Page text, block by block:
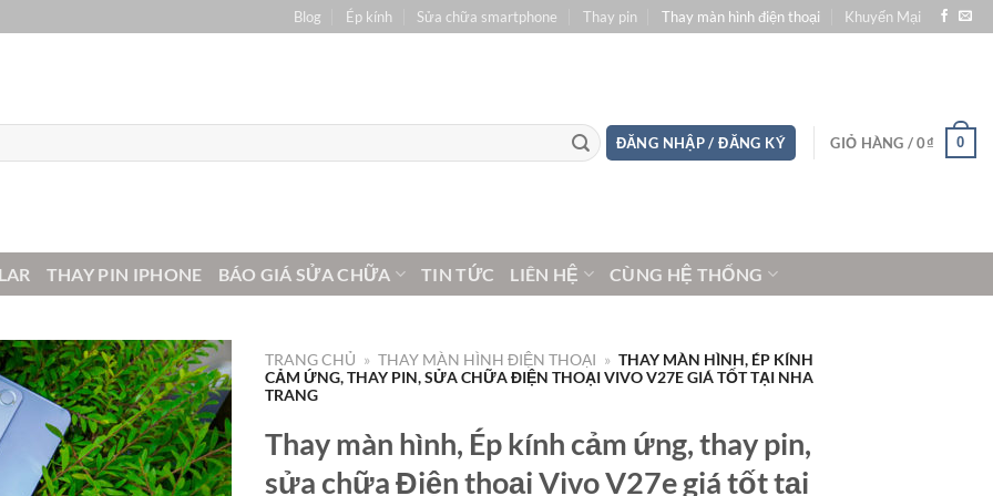
Blog Ép kính Sửa chữa smartphone Thay pin Thay màn hình điện thoại Khuyến Mại
ĐĂNG NHẬP / ĐĂNG KÝ GIỎ HÀNG /0₫ 0
THAY PIN IPHONE BÁO GIÁ SỬA CHỮA TIN TỨC LIÊN HỆ CÙNG HỆ THỐNG
TRANG CHỦ » THAY MÀN HÌNH ĐIỆN THOẠI » THAY MÀN HÌNH, ÉP KÍNH
CẢM ỨNG, THAY PIN, SỬA CHỮA ĐIỆN THOẠI VIVO V27E GIÁ TỐT TẠI NHA
TRANG
Thay màn hình, Ép kính cảm ứng, thay pin,
sửa chữa Điện thoại Vivo V27e giá tốt tại